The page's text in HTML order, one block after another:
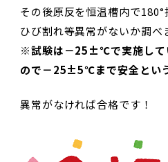
その後原反を恒温槽内で180°
ひび割れ等異常がないか調べ
※試験は－25±℃で実施して
ので－25±5℃まで安全とい
異常がなければ合格です！